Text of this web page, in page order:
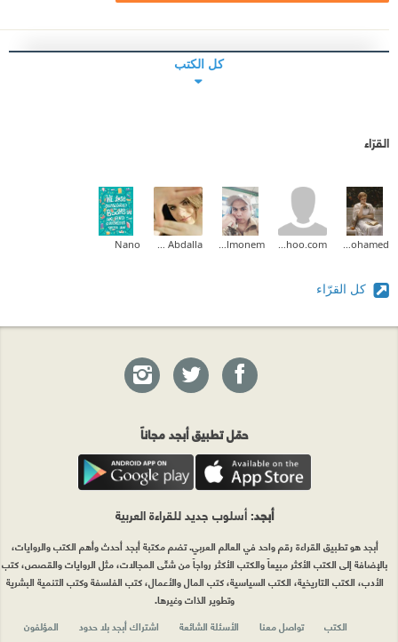
كل الكتب
القرّاء
Nano
كل القرّاء
حمّل تطبيق أبجد مجاناً
أبجد: أسلوب جديد للقراءة العربية
أبجد هو تطبيق القراءة رقم واحد في العالم العربي. تضم مكتبة أبجد أحدث وأهم الكتب والروايات،
بالإضافة إلى الكتب الأكثر مبيعاً والكتب الأكثر رواجاً من شتّى المجالات، مثل الروايات والقصص، كتب
الأدب، الكتب التاريخية، الكتب السياسية، كتب المال والأعمال، كتب الفلسفة وكتب التنمية البشرية
وتطوير الذات وغيرها.
الكتب
تواصل معنا الأسئلة الشائعة اشتراك أبجد بلا حدود المؤلفون